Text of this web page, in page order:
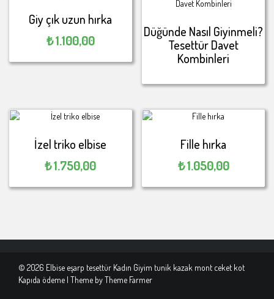
Giy çık uzun hırka
₺1.100,00
Düğünde Nasıl Giyinmeli?
Tesettür Davet
Kombinleri
İzel triko elbise
₺1.750,00
Fille hırka
₺1.050,00
© 2026 Elbise eşarp tesettür Kadın Giyim tunik kazak mont ceket kot
Kapıda ödeme | Theme byTheme Farmer